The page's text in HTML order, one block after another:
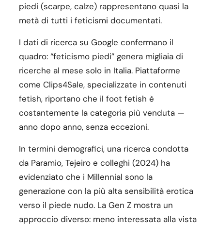
piedi (scarpe, calze) rappresentano quasi la
metà di tutti i feticismi documentati.
I dati di ricerca su Google confermano il
quadro: “feticismo piedi” genera migliaia di
ricerche al mese solo in Italia. Piattaforme
come Clips4Sale, specializzate in contenuti
fetish, riportano che il foot fetish è
costantemente la categoria più venduta —
anno dopo anno, senza eccezioni.
In termini demografici, una ricerca condotta
da Paramio, Tejeiro e colleghi (2024) ha
evidenziato che i Millennial sono la
generazione con la più alta sensibilità erotica
verso il piede nudo. La Gen Z mostra un
approccio diverso: meno interessata alla vista